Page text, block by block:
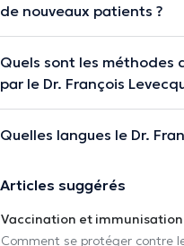
de nouveaux patients ?
Quels sont les méthodes
par le Dr. François
Quelles langues le Dr.
Articles suggérés
Vaccination et immunisation
Comment se protéger contre